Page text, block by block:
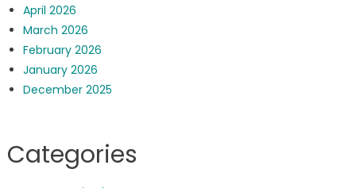
April 2026
March 2026
February 2026
January 2026
December 2025
Categories